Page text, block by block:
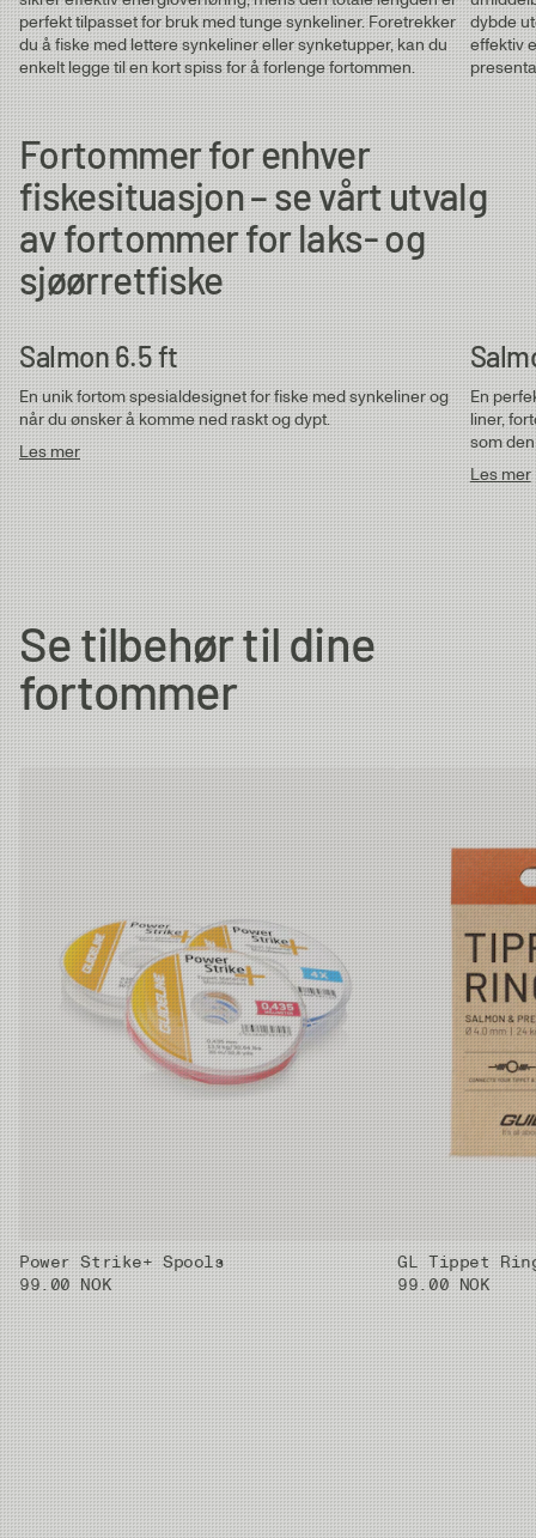
Lakse- & sjøørretfortommer
Salmon 6.5 ft | ⌀ 0.35 - 0.45 mm
Salmon 12 ft | ⌀ 0.30 - 0.45 mm
Salmon 15 ft | ⌀ 0.35 - 0.45 mm
0.40 0.60mm 0.40mm 12.1kg
0.35 0.60mm 0.35mm 10.2kg
perfekt tilpasset for bruk med tunge synkeliner. Foretrekker
du å fiske med lettere synkeliner eller synketupper, kan du
enkelt legge til en kort spiss for å forlenge fortommen.
dybde
effektiv
Fortommer for enhver
fiskesituasjon – se vårt utvalg
av fortommer for laks- og
sjøørretfiske
Salmon 6.5 ft
En unik fortom spesialdesignet for fiske med synkeliner og
når du ønsker å komme ned raskt og dypt.
Les mer
En
liner,
som
Les mer
Se tilbehør til dine
fortommer
Power Strike+ Spools
99.00 NOK
GL Tippet
99.00 NOK